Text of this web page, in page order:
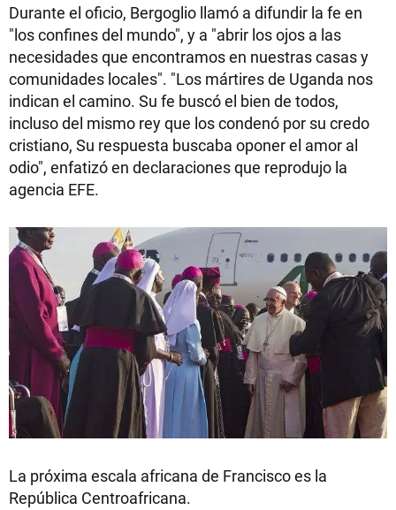
Durante el oficio, Bergoglio llamó a difundir la fe en
"los confines del mundo", y a "abrir los ojos a las
necesidades que encontramos en nuestras casas y
comunidades locales". "Los mártires de Uganda nos
indican el camino. Su fe buscó el bien de todos,
incluso del mismo rey que los condenó por su credo
cristiano, Su respuesta buscaba oponer el amor al
odio", enfatizó en declaraciones que reprodujo la
agencia EFE.
La próxima escala africana de Francisco es la
República Centroafricana.